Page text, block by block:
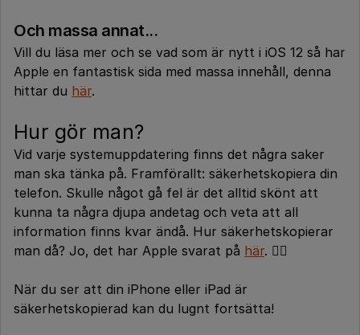
Och massa annat...
Vill du läsa mer och se vad som är nytt i iOS 12 så har
Apple en fantastisk sida med massa innehåll, denna
hittar du här.
Hur gör man?
Vid varje systemuppdatering finns det några saker
man ska tänka på. Framförallt: säkerhetskopiera din
telefon. Skulle något gå fel är det alltid skönt att
kunna ta några djupa andetag och veta att all
information finns kvar ändå. Hur säkerhetskopierar
man då? Jo, det har Apple svarat på här. 🧘‍♀️
När du ser att din iPhone eller iPad är
säkerhetskopierad kan du lugnt fortsätta!